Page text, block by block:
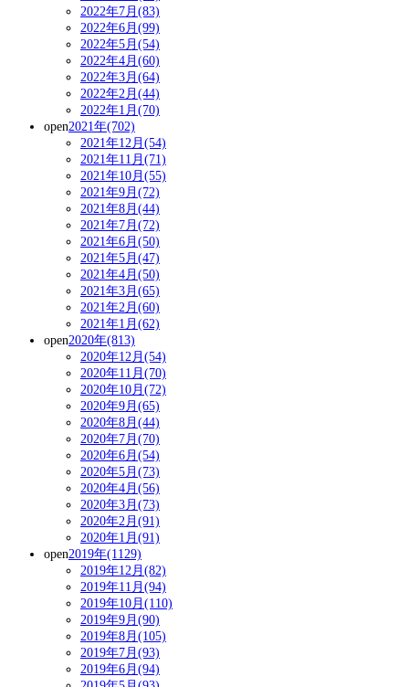
2022年7月(83)
2022年6月(99)
2022年5月(54)
2022年4月(60)
2022年3月(64)
2022年2月(44)
2022年1月(70)
open2021年(702)
2021年12月(54)
2021年11月(71)
2021年10月(55)
2021年9月(72)
2021年8月(44)
2021年7月(72)
2021年6月(50)
2021年5月(47)
2021年4月(50)
2021年3月(65)
2021年2月(60)
2021年1月(62)
open2020年(813)
2020年12月(54)
2020年11月(70)
2020年10月(72)
2020年9月(65)
2020年8月(44)
2020年7月(70)
2020年6月(54)
2020年5月(73)
2020年4月(56)
2020年3月(73)
2020年2月(91)
2020年1月(91)
open2019年(1129)
2019年12月(82)
2019年11月(94)
2019年10月(110)
2019年9月(90)
2019年8月(105)
2019年7月(93)
2019年6月(94)